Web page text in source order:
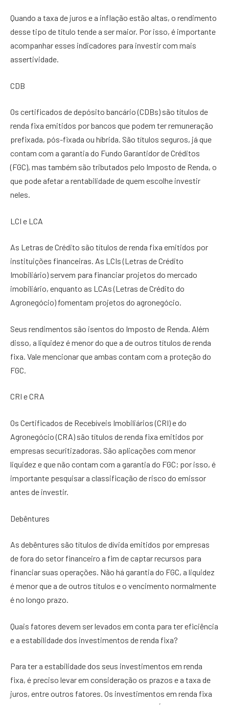
Quando a taxa de juros e a inflação estão altas, o rendimento
desse tipo de título tende a ser maior. Por isso, é importante
acompanhar esses indicadores para investir com mais
assertividade.
CDB
Os certificados de depósito bancário (CDBs) são títulos de
renda fixa emitidos por bancos que podem ter remuneração
prefixada, pós-fixada ou híbrida. São títulos seguros, já que
contam com a garantia do Fundo Garantidor de Créditos
(FGC), mas também são tributados pelo Imposto de Renda, o
que pode afetar a rentabilidade de quem escolhe investir
neles.
LCI e LCA
As Letras de Crédito são títulos de renda fixa emitidos por
instituições financeiras. As LCIs (Letras de Crédito
Imobiliário) servem para financiar projetos do mercado
imobiliário, enquanto as LCAs (Letras de Crédito do
Agronegócio) fomentam projetos do agronegócio.
Seus rendimentos são isentos do Imposto de Renda. Além
disso, a liquidez é menor do que a de outros títulos de renda
fixa. Vale mencionar que ambas contam com a proteção do
FGC.
CRI e CRA
Os Certificados de Recebíveis Imobiliários (CRI) e do
Agronegócio (CRA) são títulos de renda fixa emitidos por
empresas securitizadoras. São aplicações com menor
liquidez e que não contam com a garantia do FGC; por isso, é
importante pesquisar a classificação de risco do emissor
antes de investir.
Debêntures
As debêntures são títulos de dívida emitidos por empresas
de fora do setor financeiro a fim de captar recursos para
financiar suas operações. Não há garantia do FGC, a liquidez
é menor que a de outros títulos e o vencimento normalmente
é no longo prazo.
Quais fatores devem ser levados em conta para ter eficiência
e a estabilidade dos investimentos de renda fixa?
Para ter a estabilidade dos seus investimentos em renda
fixa, é preciso levar em consideração os prazos e a taxa de
juros, entre outros fatores. Os investimentos em renda fixa